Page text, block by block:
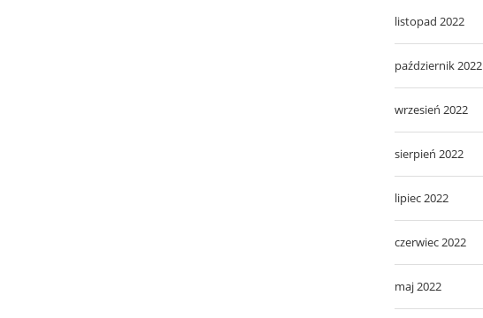
listopad 2022
październik 2022
wrzesień 2022
sierpień 2022
lipiec 2022
czerwiec 2022
maj 2022